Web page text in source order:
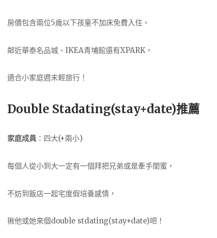
房價包含兩位5歲以下孩童不加床免費入住，
鄰近華泰名品城、IKEA青埔館還有XPARK，
適合小家庭週末輕旅行！
Double Stadating(stay+date)推薦
家庭成員 ：四大(+兩小)
每個人從小到大一定有一個拜把兄弟或是牽手閨蜜，
不妨到飯店一起宅度假培養感情，
揪他或她來個double stdating(stay+date)吧！